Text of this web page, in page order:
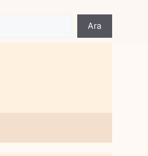
Ara